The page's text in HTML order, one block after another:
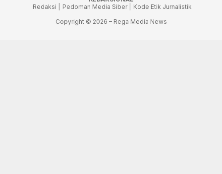
Redaksi |
Pedoman Media Siber |
Kode Etik Jurnalistik
Copyright © 2026 – Rega Media News